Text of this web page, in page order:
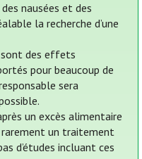
nausées et des
la recherche d’une
sont des effets
pour beaucoup de
sera
un excès alimentaire
un traitement
d’études incluant ces